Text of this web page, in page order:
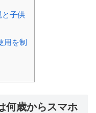
と子供
用を制
何歳からスマホ